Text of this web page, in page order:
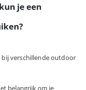
je een
verschillende outdoor
belangrijk om je